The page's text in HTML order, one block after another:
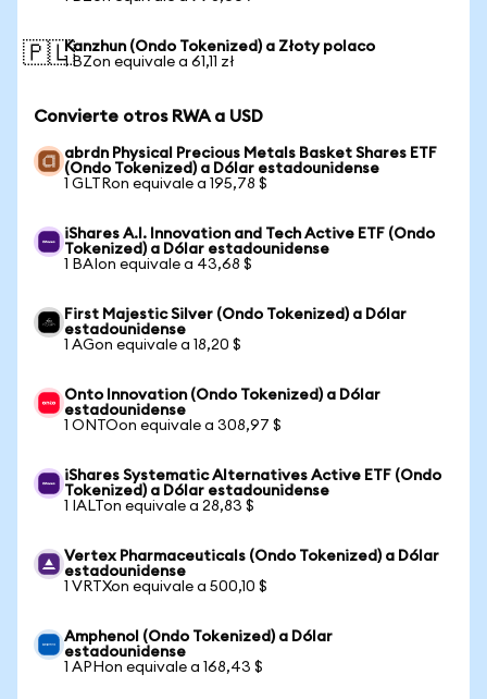
🇵🇱Kanzhun (Ondo Tokenized) a Złoty polaco
1 BZon equivale a 61,11 zł
Convierte otros RWA a USD
abrdn Physical Precious Metals Basket Shares ETF
(Ondo Tokenized) a Dólar estadounidense
1 GLTRon equivale a 195,78 $
iShares A.I. Innovation and Tech Active ETF (Ondo
Tokenized) a Dólar estadounidense
1 BAIon equivale a 43,68 $
First Majestic Silver (Ondo Tokenized) a Dólar
estadounidense
1 AGon equivale a 18,20 $
Onto Innovation (Ondo Tokenized) a Dólar
estadounidense
1 ONTOon equivale a 308,97 $
iShares Systematic Alternatives Active ETF (Ondo
Tokenized) a Dólar estadounidense
1 IALTon equivale a 28,83 $
Vertex Pharmaceuticals (Ondo Tokenized) a Dólar
estadounidense
1 VRTXon equivale a 500,10 $
Amphenol (Ondo Tokenized) a Dólar
estadounidense
1 APHon equivale a 168,43 $